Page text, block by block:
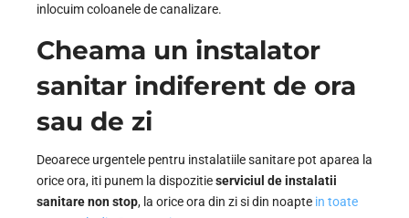
inlocuim coloanele de canalizare.
Cheama un instalator
sanitar indiferent de ora
sau de zi
Deoarece urgentele pentru instalatiile sanitare pot aparea la
orice ora, iti punem la dispozitieserviciul de instalatii
sanitare non stop, la orice ora din zi si din noapte in toate